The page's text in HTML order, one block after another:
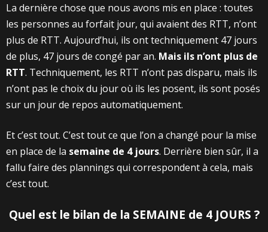
La dernière chose que nous avons mis en place : toutes
les personnes au forfait jour, qui avaient des RTT, n’ont
plus de RTT. Aujourd’hui, ils ont techniquement 47 jours
de plus, 47 jours de congé par an. Mais ils n’ont plus de
RTT. Techniquement, les RTT n’ont pas disparu, mais ils
n’ont pas le choix du jour où ils les posent, ils sont posés
sur un jour de repos automatiquement.
Et c’est tout. C’est tout ce que l’on a changé pour la mise
en place de la semaine de 4 jours. Derrière bien sûr, il a
fallu faire des plannings qui correspondent à cela, mais
c’est tout.
Quel est le bilan de la SEMAINE de 4 JOURS ?